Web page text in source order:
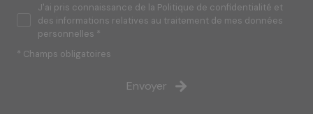
J'ai pris connaissance de la Politique de confidentialité et
des informations relatives au traitement de mes données
personnelles *
* Champs obligatoires
Envoyer